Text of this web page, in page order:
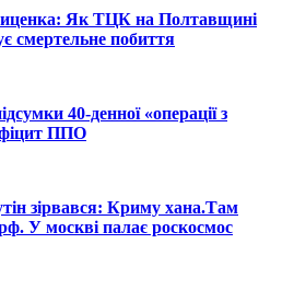
Як ТЦК на Полтавщині
смертельне побиття
40-денної «операції з
ППО
зірвався: Криму хана.Там
У москві палає роскосмос